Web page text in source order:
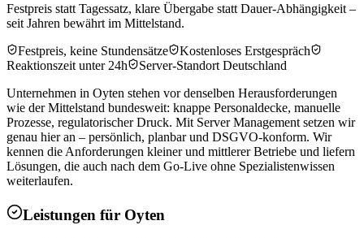
Festpreis statt Tagessatz, klare Übergabe statt Dauer-Abhängigkeit –
seit Jahren bewährt im Mittelstand.
Festpreis, keine Stundensätze
Kostenloses Erstgespräch
Reaktionszeit unter 24h
Server-Standort Deutschland
Unternehmen in Oyten stehen vor denselben Herausforderungen
wie der Mittelstand bundesweit: knappe Personaldecke, manuelle
Prozesse, regulatorischer Druck. Mit Server Management setzen wir
genau hier an – persönlich, planbar und DSGVO-konform. Wir
kennen die Anforderungen kleiner und mittlerer Betriebe und liefern
Lösungen, die auch nach dem Go-Live ohne Spezialistenwissen
weiterlaufen.
Leistungen für Oyten